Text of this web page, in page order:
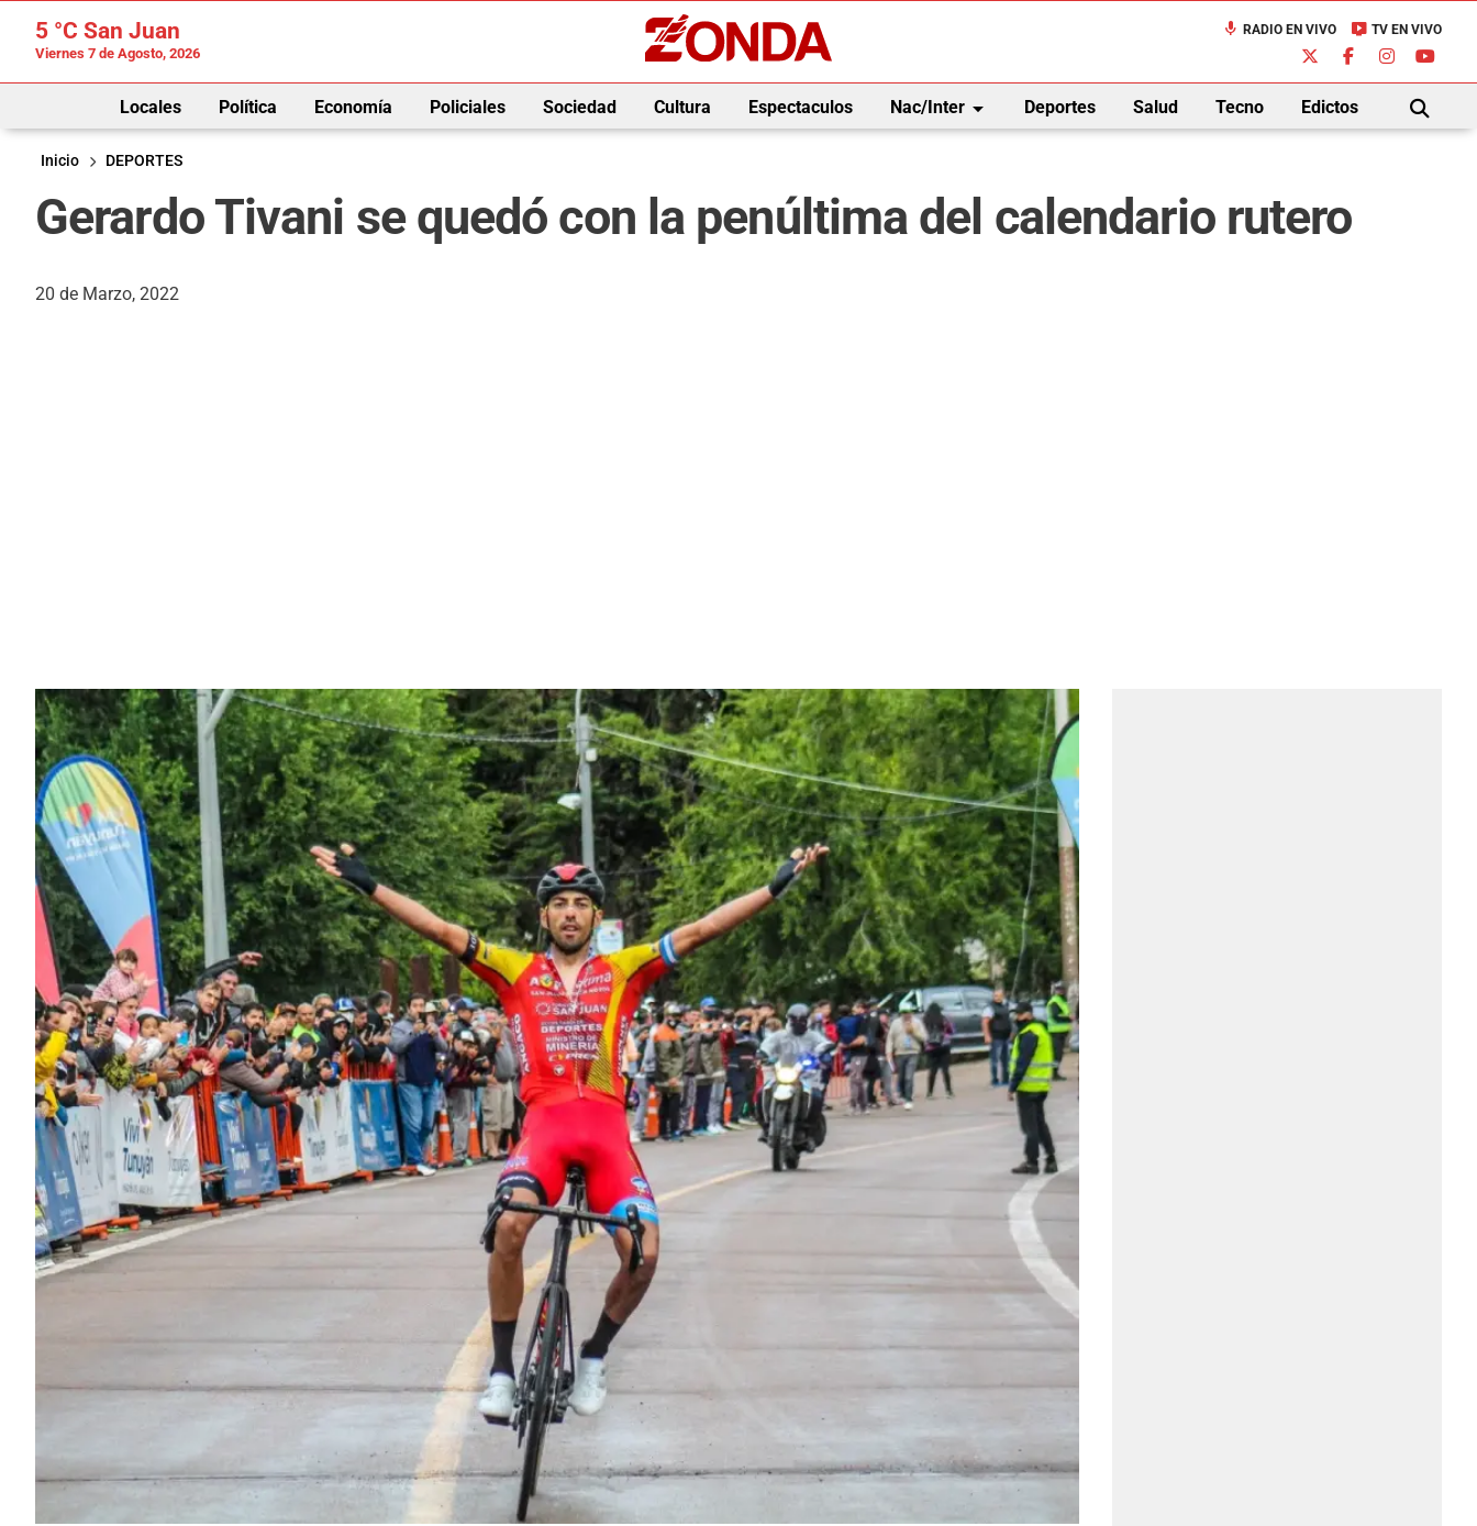
5 °C San Juan
Viernes 7 de Agosto, 2026
mic RADIO EN VIVO live_tv TV EN VIVO
Locales Política Economía Policiales Sociedad Cultura Espectaculos Nac/Interarrow_drop_down Deportes Salud Tecno Edictos
BUSCAR
Inicio
DEPORTES
Gerardo Tivani se quedó con la penúltima del calendario rutero
20 de Marzo, 2022